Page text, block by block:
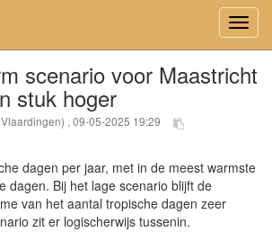
scenario voor Maastricht
stuk hoger
, 09-05-2025 19:29
dagen per jaar, met in de meest warmste
dagen. Bij het lage scenario blijft de
van het aantal tropische dagen zeer
zit er logischerwijs tussenin.